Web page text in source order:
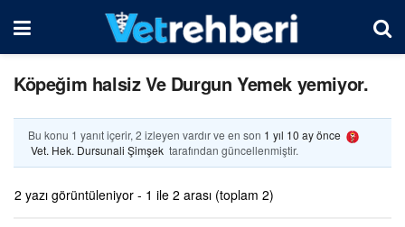
Köpeğim halsiz Ve Durgun Yemek yemiyor.
Bu konu 1 yanıt içerir, 2 izleyen vardır ve en son 1 yıl 10 ay önce
Vet. Hek. Dursunali Şimşek tarafından güncellenmiştir.
2 yazı görüntüleniyor - 1 ile 2 arası (toplam 2)